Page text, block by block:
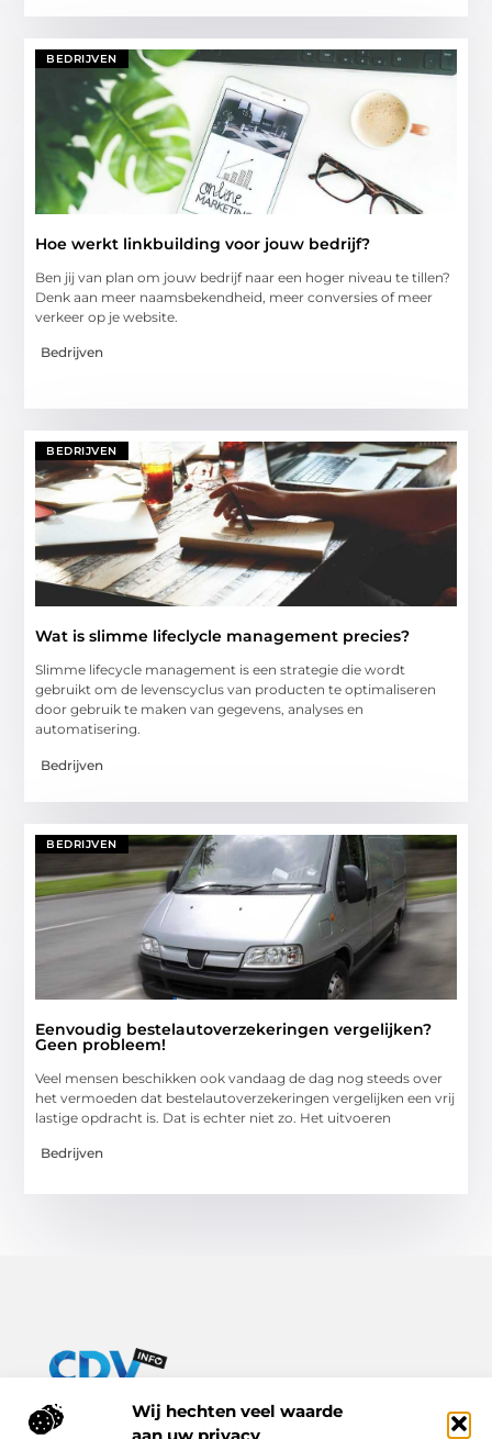
Wij hechten veel waarde
aan uw privacy
BEDRIJVEN
Hoe werkt linkbuilding voor jouw bedrijf?
Ben jij van plan om jouw bedrijf naar een hoger niveau te tillen?
Denk aan meer naamsbekendheid, meer conversies of meer
verkeer op je website.
Bedrijven
BEDRIJVEN
Wat is slimme lifeclycle management precies?
Slimme lifecycle management is een strategie die wordt
gebruikt om de levenscyclus van producten te optimaliseren
door gebruik te maken van gegevens, analyses en
automatisering.
Bedrijven
BEDRIJVEN
Eenvoudig bestelautoverzekeringen vergelijken?
Geen probleem!
Veel mensen beschikken ook vandaag de dag nog steeds over
het vermoeden dat bestelautoverzekeringen vergelijken een vrij
lastige opdracht is. Dat is echter niet zo. Het uitvoeren
Bedrijven
Van praktische tips tot inspirerende verhalen – alles op Cdv-